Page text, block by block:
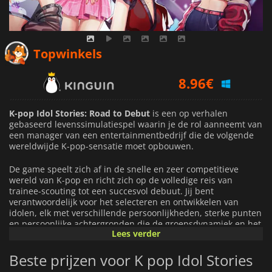
Topwinkels
11.45€
11.69€
K-pop Idol Stories: Road to Debut is een op verhalen
gebaseerd levenssimulatiespel waarin je de rol aanneemt van
een manager van een entertainmentbedrijf die de volgende
wereldwijde K-pop-sensatie moet opbouwen.
De game speelt zich af in de snelle en zeer competitieve
wereld van K-pop en richt zich op de volledige reis van
trainee-scouting tot een succesvol debuut. Jij bent
verantwoordelijk voor het selecteren en ontwikkelen van
idolen, elk met verschillende persoonlijkheden, sterke punten
en persoonlijke achtergronden die de groepsdynamiek en het
succes op lange termijn kunnen beïnvloeden.
Gameplay draait om het beheren van elk aspect van de
carrière van een idoolgroep. Je wijst trainingsschema's toe,
Lees verder
Beste prijzen voor K pop Idol Stories